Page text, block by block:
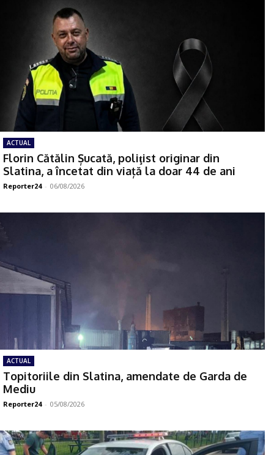
ACTUAL
Florin Cătălin Șucată, poliţist originar din
Slatina, a încetat din viață la doar 44 de ani
Reporter24 - 06/08/2026
ACTUAL
Topitoriile din Slatina, amendate de Garda de
Mediu
Reporter24 - 05/08/2026